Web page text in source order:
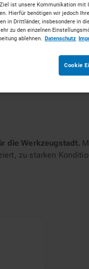
die Werkzeugstadt.
zu starken
ist unsere Kommunikation mit
Hierfür benötigen wir jedoch
in Drittländer, insbesondere in
zu den einzelnen
ablehnen. Datenschutz
Cookie